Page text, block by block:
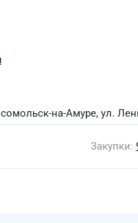
на-Амуре, ул.
Закупки